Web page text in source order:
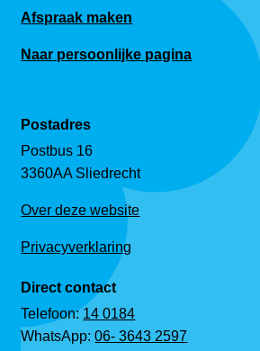
Afspraak maken
Naar persoonlijke pagina
Postadres
Postbus 16
3360AA Sliedrecht
Over deze website
Privacyverklaring
Direct contact
Telefoon:14 0184
WhatsApp:06- 3643 2597